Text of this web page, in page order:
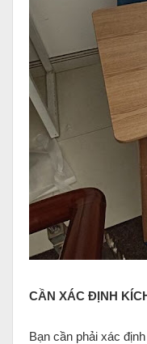
CẦN XÁC ĐỊNH
Bạn cần phải xác